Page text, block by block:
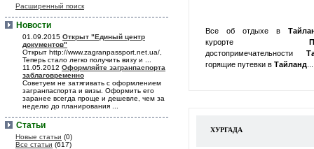
Расширенный поиск
Новости
01.09.2015 Открыт "Единый центр
документов"
Открыт http://www.zagranpassport.net.ua/,
Теперь стало легко получить визу и ...
11.05.2012 Оформляйте загранпаспорта
заблаговременно
Советуем не затягивать с оформлением
загранпаспорта и визы. Оформить его
заранее всегда проще и дешевле, чем за
неделю до планирования ...
Статьи
Новые статьи (0)
Все статьи (617)
Все об отдыхе в
курорте
достопримечательности
горящие путевки в Тайланд
ХУРГАДА